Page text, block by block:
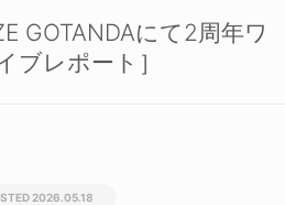
GOTANDAにて2周年ワ
ブレポート］
2026.05.18